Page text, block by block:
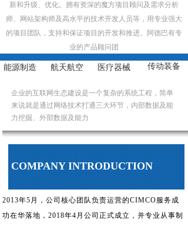
新和升级、优化。拥有资深的魔方项目顾问及需求分析
师、网站架构师及高水平的技术开发人员等，用专业强大
的项目团队，支持和保证项目的开发和推进。阿德巴有专
业的产品顾问团
医疗器械 传动装备
航天航空
能源制造
企业的互联网生态建设是一个复杂的系统工程，简单
来说就是通过网络技术打通三大环节，内部数据及能
力挖掘、外部数据及能力
2013年5月，公司核心团队负责运营的CIMCO服务成
功在华落地，2018年4月公司正式成立，并专业从事制
COMPANY INTRODUCTION
公司介绍